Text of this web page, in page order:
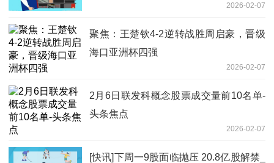
2026-02-07
聚焦：王楚钦4-2逆转战胜周启豪，晋级
海口亚洲杯四强
2026-02-07
2月6日联发科概念股票成交量前10名单-
头条焦点
2026-02-07
[快讯]下周一9股面临抛压 20.8亿股解禁_